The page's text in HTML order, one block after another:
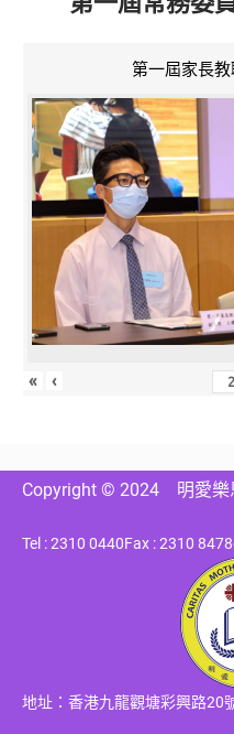
第一屆家長
« ‹
Copyright © 2024 明愛
Tel : 2310 0440Fax : 2310 8478
地址：香港九龍觀塘彩興路20